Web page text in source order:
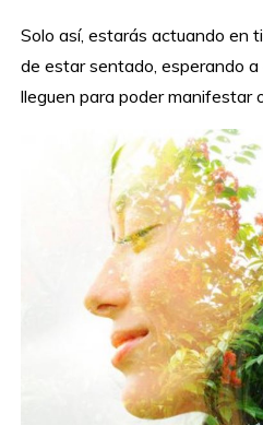
Solo así, estarás actuando en
de estar sentado, esperando
lleguen para poder manifestar